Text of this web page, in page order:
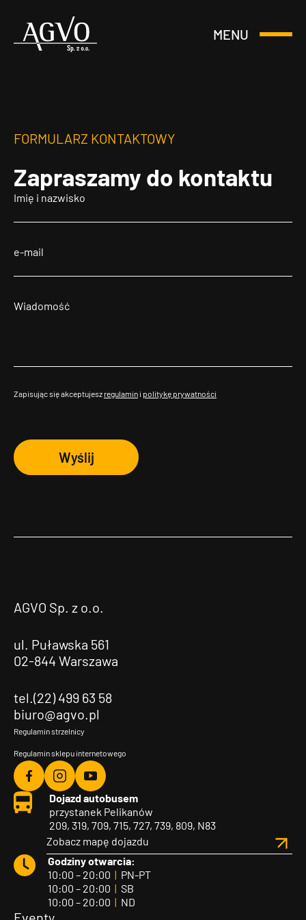
Header
MENU
Otwórz
FORMULARZ KONTAKTOWY
Zapraszamy do kontaktu
Zapisując się akceptujesz regulamin i politykę prywatności
Wyślij
AGVO Sp. z o.o.
ul. Puławska 561
02-844 Warszawa
tel.(22) 499 63 58
biuro@agvo.pl
Regulamin strzelnicy
Regulamin sklepu internetowego
Agvo
Facebook
Agvo
Instagram
Agvo
YouTube
Dojazd autobusem
przystanek Pelikanów
209, 319, 709, 715, 727, 739, 809, N83
Zobacz mapę dojazdu
Godziny otwarcia:
10:00 – 20:00 | PN-PT
10:00 – 20:00 | SB
10:00 – 20:00 | ND